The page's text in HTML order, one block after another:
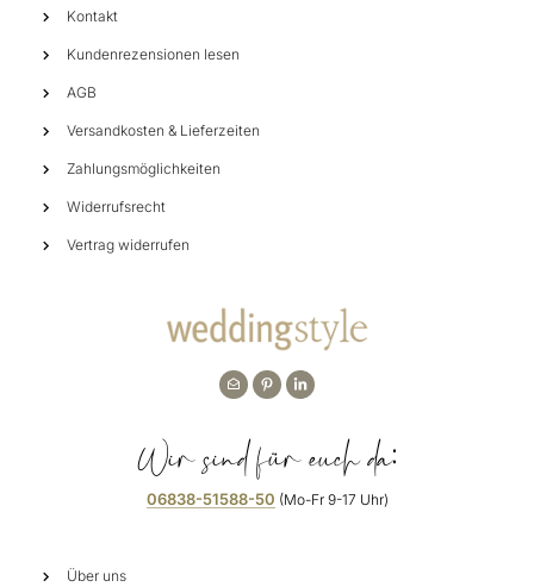
Kontakt
Kundenrezensionen lesen
AGB
Versandkosten & Lieferzeiten
Zahlungsmöglichkeiten
Widerrufsrecht
Vertrag widerrufen
Wir sind für euch da:
06838-51588-50 (Mo-Fr 9-17 Uhr)
Über uns